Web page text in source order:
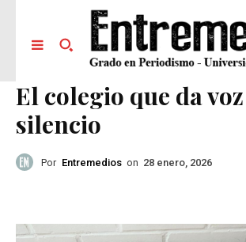
El colegio que da
silencio
Por Entremedios on 28 enero, 2026